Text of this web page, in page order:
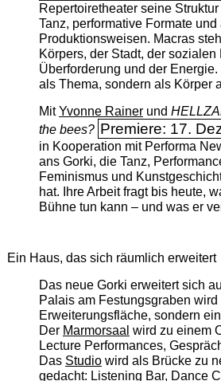
Repertoiretheater seine
Tanz, performative Formate und
Produktionsweisen. Macras
Körpers, der Stadt, der sozialen
Überforderung und der
als Thema, sondern als Körper
MitYvonne Rainerund
the bees? Premiere: 17.
in Kooperation mit Performa
ans Gorki, die Tanz,
Feminismus und
hat. Ihre Arbeit fragt bis heute,
Bühne tun kann – und was er
Ein Haus, das sich räumlich erweitert
Das neue Gorki erweitert sich
Palais am Festungsgraben
Erweiterungsfläche, sondern
Der Marmorsaal wird zu einem
Lecture Performances,
Das Studiowird als Brücke zu
gedacht: Listening Bar, Dance